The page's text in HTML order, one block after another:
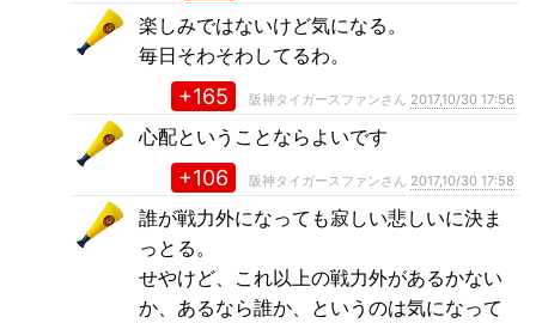
楽しみではないけど気になる。
毎日そわそわしてるわ。
+165 阪神タイガースファンさん 2017,10/30 17:56
心配ということならよいです
+106 阪神タイガースファンさん 2017,10/30 17:58
誰が戦力外になっても寂しい悲しいに決ま
っとる。
せやけど、これ以上の戦力外があるかない
か、あるなら誰か、というのは気になって